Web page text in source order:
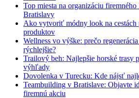
Top miesta na organizáciu
Bratislavy
Ako vytvoriť módny look na cestách
produktov
Wellness vo výške: prečo
rýchlejšie?
Trailový beh: Najlepšie horské trasy
výhľady
Dovolenka v Turecku: Kde nájsť
Teambuilding v Bratislave: Objavte
firemnú akciu